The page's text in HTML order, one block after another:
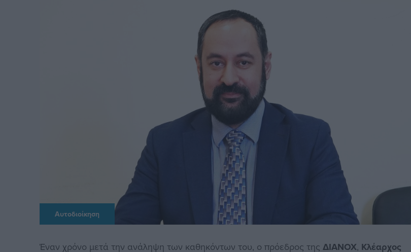
Αυτοδιοίκηση
Έναν χρόνο μετά την ανάληψη των καθηκόντων του, ο πρόεδρος τηςΔΙΑΝΟΧ, Κλέαρχος